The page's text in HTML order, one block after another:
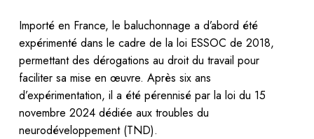
Importé en France, le baluchonnage a d’abord été
expérimenté dans le cadre de la loi ESSOC de 2018,
permettant des dérogations au droit du travail pour
faciliter sa mise en œuvre. Après six ans
d’expérimentation, il a été pérennisé par la loi du 15
novembre 2024 dédiée aux troubles du
neurodéveloppement (TND).